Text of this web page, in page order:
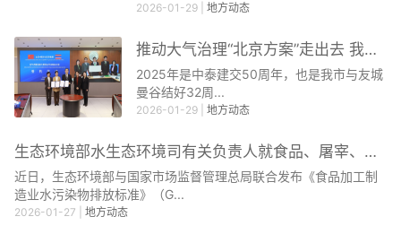
2026-01-29 地方动态
推动大气治理“北京方案”走出去 我局与曼谷市开启务...
2025年是中泰建交50周年，也是我市与友城
曼谷结好32周...
2026-01-29 地方动态
生态环境部水生态环境司有关负责人就食品、屠宰、酒类...
近日，生态环境部与国家市场监督管理总局联合发布《食品加工制
造业水污染物排放标准》（G...
2026-01-27 地方动态